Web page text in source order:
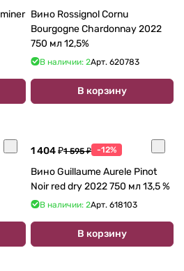
Вино Rossignol Cornu
Bourgogne Chardonnay 2022
750 мл 12,5%
В наличии: 2Арт. 620783
В корзину
1 404 ₽1 595 ₽ -12%
Вино Guillaume Aurele Pinot
Noir red dry 2022 750 мл 13,5 %
В наличии: 2Арт. 618103
В корзину